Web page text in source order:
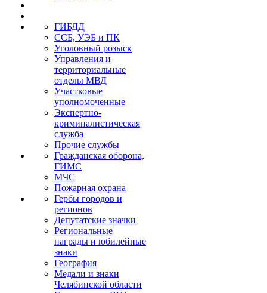
ГИБДД
ССБ, УЭБ и ПК
Уголовный розыск
Управления и
территориальные
отделы МВД
Участковые
уполномоченные
Экспертно-
криминалистическая
служба
Прочие службы
Гражданская оборона,
ГИМС
МЧС
Пожарная охрана
Гербы городов и
регионов
Депутатские значки
Региональные
награды и юбилейные
знаки
География
Медали и знаки
Челябинской области